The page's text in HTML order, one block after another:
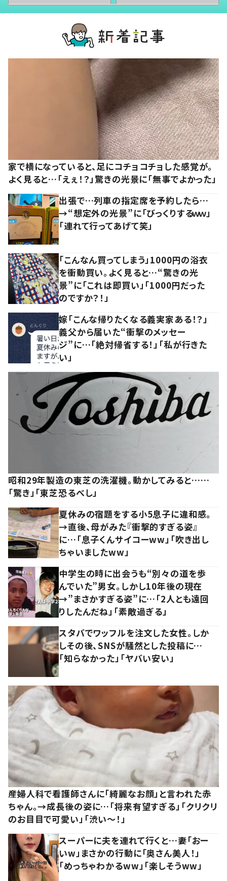
家で横になっていると、足にコチョコチョした感覚が。
よく見ると…「えぇ！？」驚きの光景に「無事でよかった」
出張で…列車の指定席を予約したら…
→“想定外の光景”に「びっくりするｗｗ」
「連れて行ってあげて笑」
「こんなん買ってしまう」1000円の浴衣
を衝動買い。よく見ると…“驚きの光
景”に「これは即買い」「1000円だった
のですか？！」
嫁「こんな帰りたくなる義実家ある！？」
義父から届いた“衝撃のメッセー
ジ”に…「絶対帰省する！」「私が行きた
い」
昭和29年製造の東芝の洗濯機。動かしてみると……
「驚き」「東芝恐るべし」
夏休みの宿題をする小5息子に違和感。
→直後、母がみた『衝撃的すぎる姿』
に…「息子くんサイコーww」「吹き出し
ちゃいましたww」
中学生の時に出会うも“別々の道を歩
んでいた”男女。しかし10年後の現在
→”まさかすぎる姿”に…「2人とも遠回
りしたんだね」「素敵過ぎる」
スタバでワッフルを注文した女性。しか
しその後、SNSが騒然とした投稿に…
「知らなかった」「ヤバい安い」
産婦人科で看護師さんに「綺麗なお顔」と言われた赤
ちゃん。→成長後の姿に…「将来有望すぎる」「クリクリ
のお目目で可愛い」「渋い～！」
スーパーに夫を連れて行くと…妻「おー
いw」まさかの行動に「奥さん美人！」
「めっちゃわかるww」「楽しそうww」